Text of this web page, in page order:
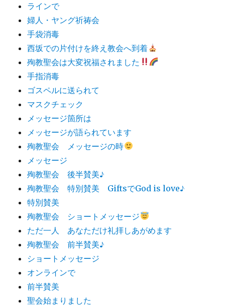
ラインで
婦人・ヤング祈祷会
手袋消毒
西坂での片付けを終え教会へ到着
殉教聖会は大変祝福されました
手指消毒
ゴスペルに送られて
マスクチェック
メッセージ箇所は
メッセージが語られています
殉教聖会 メッセージの時
メッセージ
殉教聖会 後半賛美♪
殉教聖会 特別賛美 GiftsでGod is love♪
特別賛美
殉教聖会 ショートメッセージ
ただ一人 あなただけ礼拝しあがめます
殉教聖会 前半賛美♪
ショートメッセージ
オンラインで
前半賛美
聖会始まりました